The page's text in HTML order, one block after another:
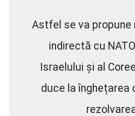
Astfel se va propune
indirectă cu
Israelului și al
duce la înghețarea